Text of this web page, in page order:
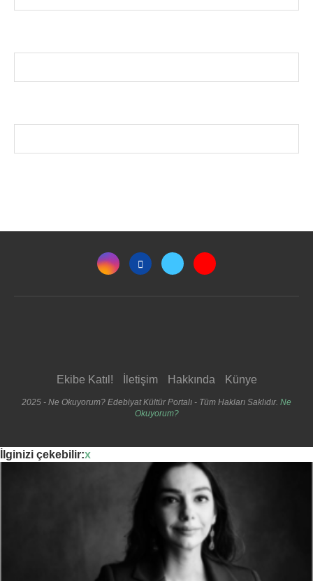
Ekibe Katıl! İletişim Hakkında Künye
2025 - Ne Okuyorum? Edebiyat Kültür Portalı - Tüm Hakları Saklıdır. Ne
Okuyorum?
İlginizi çekebilir:x